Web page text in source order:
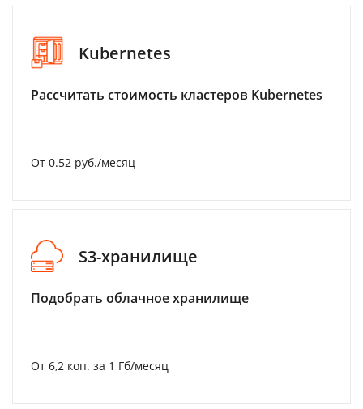
Kubernetes
Рассчитать стоимость кластеров Kubernetes
От 0.52 руб./месяц
S3-хранилище
Подобрать облачное хранилище
От 6,2 коп. за 1 Гб/месяц